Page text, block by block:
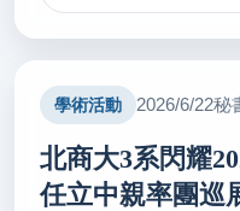
學術活動 2026/6/22秘
北商大3系閃耀
任立中親率團巡